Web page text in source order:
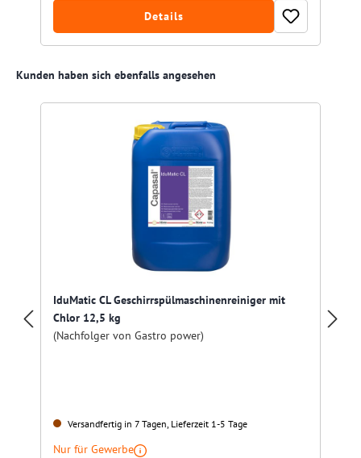
Details
Produktgalerie überspringen
Kunden haben sich ebenfalls angesehen
IduMatic CL Geschirrspülmaschinenreiniger mit
Chlor 12,5 kg
(Nachfolger von Gastro power)
Versandfertig in 7 Tagen, Lieferzeit 1-5 Tage
Nur für Gewerbe